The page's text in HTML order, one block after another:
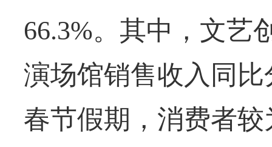
66.3%。其中，文艺
演场馆销售收入同比
春节假期，消费者